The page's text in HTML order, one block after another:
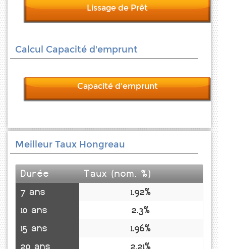
Lissage de Prêt
Calcul Capacité d'emprunt
Capacité d'emprunt
Meilleur Taux Hongreau
Durée
Taux (nom. %)
7 ans
1.92%
10 ans
2.3%
15 ans
1.96%
20 ans
2.21%